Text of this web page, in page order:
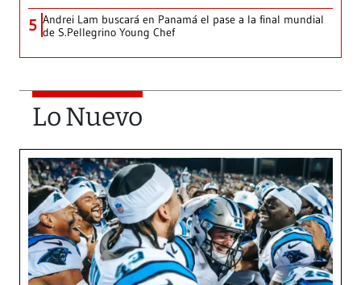
5 Andrei Lam buscará en Panamá el pase a la final mundial
de S.Pellegrino Young Chef
Lo Nuevo